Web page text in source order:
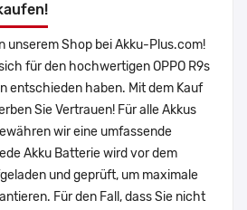
unserem Shop bei Akku-Plus.com!
für den hochwertigen OPPO R9s
entschieden haben. Mit dem Kauf
Sie Vertrauen! Für alle Akkus
wir eine umfassende
Akku Batterie wird vor dem
und geprüft, um maximale
Für den Fall, dass Sie nicht